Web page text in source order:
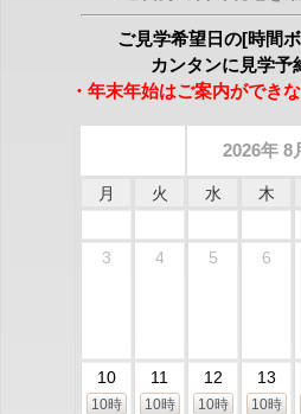
ご見学希望日の[時間
カンタンに見学予
・年末年始はご案内ができ
2026年 8
月 火 水 木
3
4 5 6
10
10時
11
10時
12
10時
13
10時